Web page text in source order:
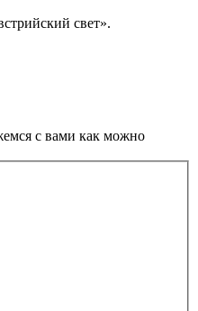
свет».
с вами как можно